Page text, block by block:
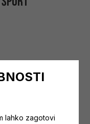
lahko zagotovi